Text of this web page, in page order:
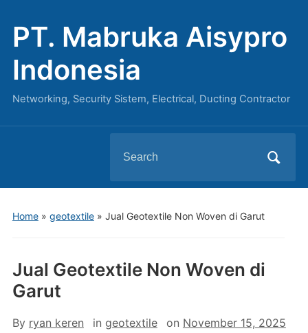
PT. Mabruka Aisypro
Indonesia
Networking, Security Sistem, Electrical, Ducting Contractor
for:
Home» geotextile» Jual Geotextile Non Woven di Garut
Jual Geotextile Non Woven di
Garut
By ryan keren in geotextile on November 15, 2025